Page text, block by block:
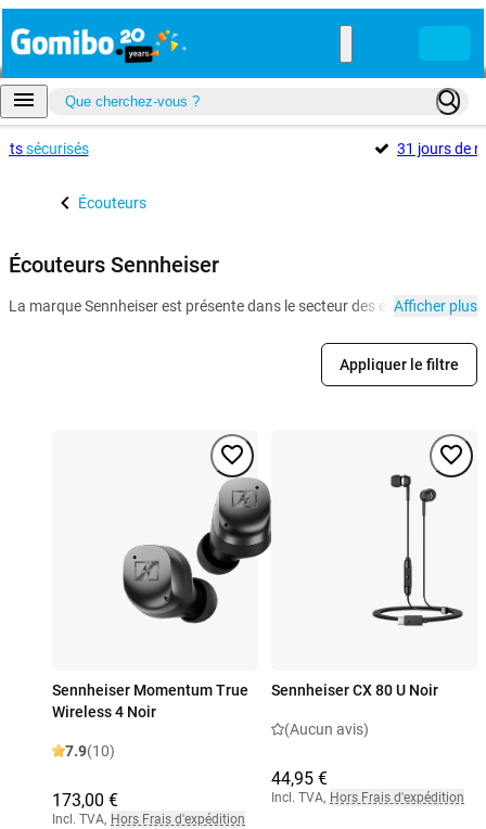
sécurisés 31 jours de
Écouteurs
Écouteurs Sennheiser
La marque Sennheiser est présente dans le secteur des équipements
Afficher plus
Appliquer le filtre
Sennheiser Momentum True
Wireless 4 Noir
7.9(10)
173,00 €
Incl. TVA, Hors Frais d'expédition
Sennheiser CX 80 U Noir
(Aucun avis)
44,95 €
Incl. TVA, Hors Frais d'expédition